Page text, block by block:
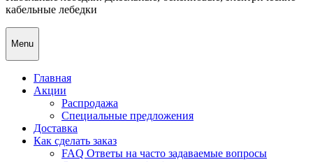
кабельные лебедки
Menu
Главная
Акции
Распродажа
Специальные предложения
Доставка
Как сделать заказ
FAQ Ответы на часто задаваемые вопросы